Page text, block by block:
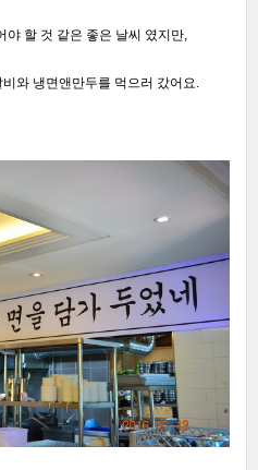
야 할 것 같은 좋은 날씨 였지만,
비와 냉면앤만두를 먹으러 갔어요.